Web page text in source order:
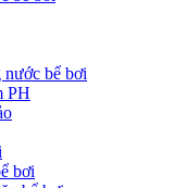
nước bể bơi
PH
bơi